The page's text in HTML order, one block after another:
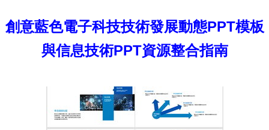
創意藍色電子科技技術發展動態PPT模板
與信息技術PPT資源整合指南